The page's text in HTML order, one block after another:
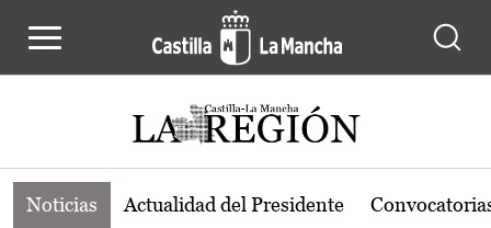
Noticias de la región de Castilla-La
Noticias Actualidad del Presidente